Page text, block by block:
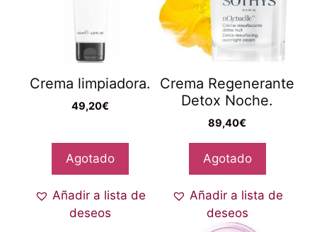
Crema limpiadora.
49,20€
Agotado
Añadir a lista de
deseos
Crema Regenerante
Detox Noche.
89,40€
Agotado
Añadir a lista de
deseos